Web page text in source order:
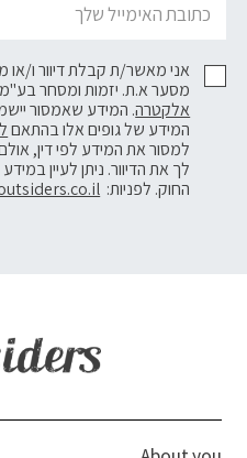
אני מאשר/ת קבלת דיוור ו/או
מסער א.ת. יזמות ומסחר בע"מ
אלקטרה. המידע שאמסור
המידע של גופים אלו בהתאם
למסור את המידע לפי דין,
לך את הדיוור. ניתן לעיין
החוק. לפניות: